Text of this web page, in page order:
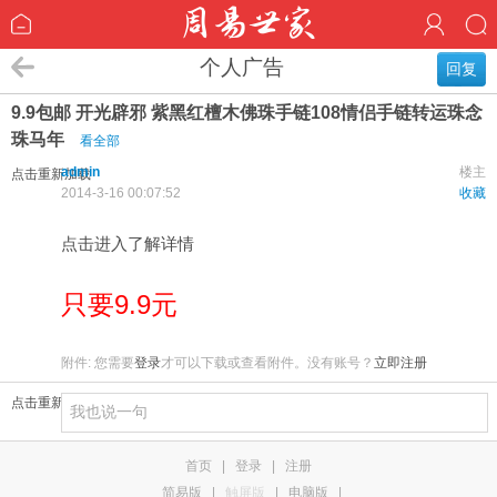
回复
个人广告
9.9包邮 开光辟邪 紫黑红檀木佛珠手链108情侣手链转运珠念
珠马年
看全部
点击重新加载 楼主
admin
收藏
2014-3-16 00:07:52
点击进入了解详情
只要9.9元
附件: 您需要登录才可以下载或查看附件。没有账号？ 立即注册
点击重新加载
首页 登录
注册
简易版
触屏版 电脑版